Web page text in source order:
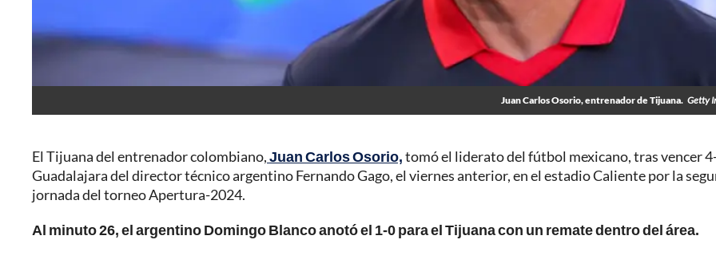
Juan Carlos Osorio, entrenador de Tijuana. Getty
El Tijuana del entrenador colombiano,Juan Carlos Osorio,tomó el liderato del fútbol mexicano, tras vencer
Guadalajara del director técnico argentino Fernando Gago, el viernes anterior, en el estadio Caliente por la
jornada del torneo Apertura-2024.
Al minuto 26, el argentino Domingo Blanco anotó el 1-0 para el Tijuana con un remate dentro del área.